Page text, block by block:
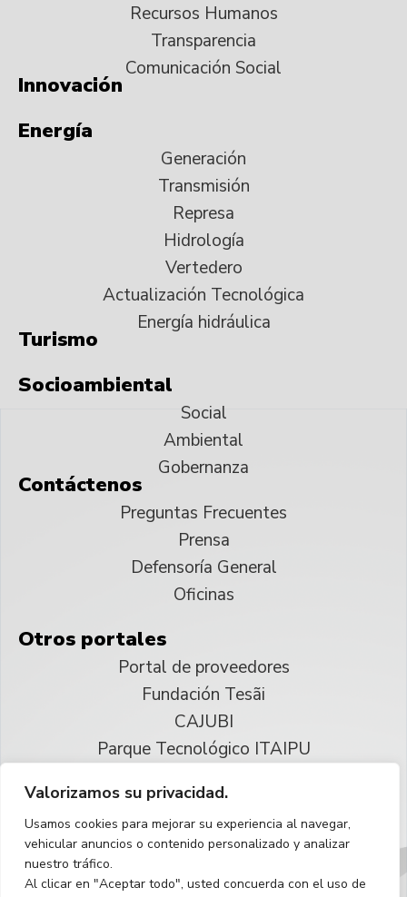
Valorizamos su privacidad.
Usamos cookies para mejorar su experiencia al navegar,
vehicular anuncios o contenido personalizado y analizar
nuestro tráfico.
Al clicar en "Aceptar todo", usted concuerda con el uso de
Recursos Humanos
Transparencia
Comunicación Social
Innovación
Energía
Generación
Transmisión
Represa
Hidrología
Vertedero
Actualización Tecnológica
Energía hidráulica
Turismo
Socioambiental
Social
Ambiental
Gobernanza
Contáctenos
Preguntas Frecuentes
Prensa
Defensoría General
Oficinas
Otros portales
Portal de proveedores
Fundación Tesãi
CAJUBI
Parque Tecnológico ITAIPU
Reservados todos los derechos
Español